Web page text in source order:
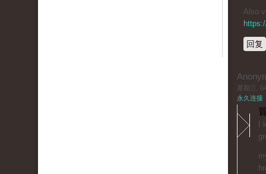
Also
回复
星期三,
永久连接